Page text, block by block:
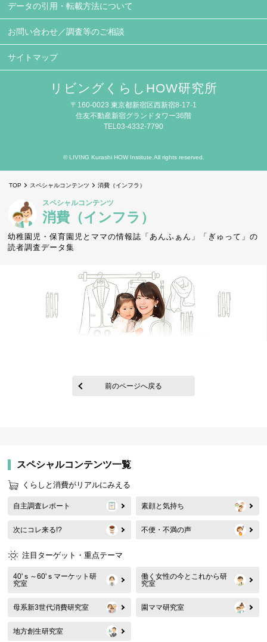
データの引用・転載方法について
お問い合わせ／調査等のご相談
サイトマップ
リビングくらしHOW研究所
〒160-0023 東京都新宿区西新宿8-17-1
住友不動産新宿グランドタワー36階
TEL03-4332-7790
© LIVING Kurashi HOW Institute.All rights reserved.
TOP スペシャルコンテンツ 消費（インフラ）
スペシャルコンテンツ
消費（インフラ）
幼稚園児・保育園児とママの情報誌「あんふぁん」「ぎゅって」の
読者調査データ集
前のページへ戻る
スペシャルコンテンツ一覧
くらしと消費がリアルにみえる
自主調査レポート 素顔と気持ち
次にコレ来る!? 不便・不満の声
注目ターゲット・重点テーマ
40'ｓ～60'ｓマーケット研
究室
働く女性の今とこれから研
究室
母系新3世代消費研究室 園ママ研究室
地方創生研究室